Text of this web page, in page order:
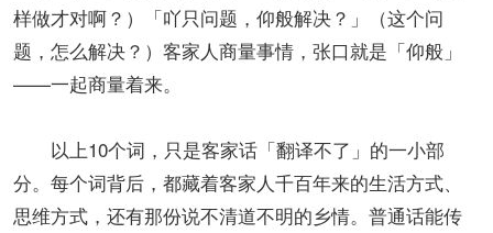
样做才对啊？）「吖只问题，仰般解决？」（这个问
题，怎么解决？）客家人商量事情，张口就是「仰般」
——一起商量着来。
以上10个词，只是客家话「翻译不了」的一小部
分。每个词背后，都藏着客家人千百年来的生活方式、
思维方式，还有那份说不清道不明的乡情。普通话能传